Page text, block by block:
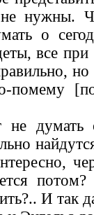
нужны.
о
все
но
помему
не
потом?
И так